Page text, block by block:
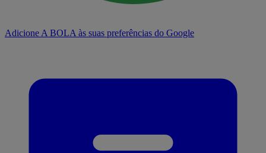
Adicione A BOLA às suas preferências do Google